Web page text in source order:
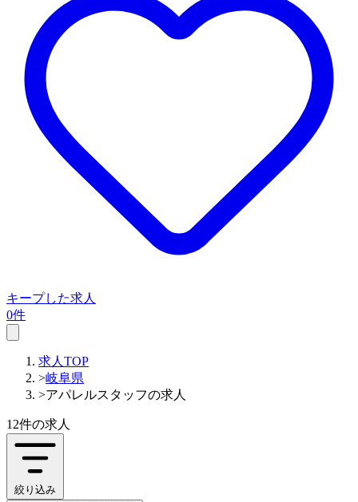
キープした求人
0件
求人TOP
>岐阜県
>アパレルスタッフの求人
12件の求人
絞り込み